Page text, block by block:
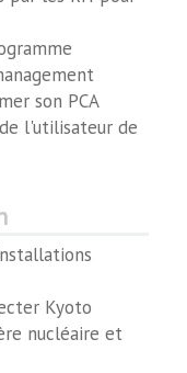
son PCA
l'utilisateur de
Kyoto
nucléaire et